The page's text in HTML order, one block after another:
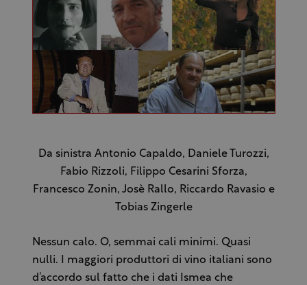
Da sinistra Antonio Capaldo, Daniele Turozzi,
Fabio Rizzoli, Filippo Cesarini Sforza,
Francesco Zonin, Josè Rallo, Riccardo Ravasio e
Tobias Zingerle
Nessun calo. O, semmai cali minimi. Quasi
nulli. I maggiori produttori di vino italiani sono
d’accordo sul fatto che i dati Ismea che